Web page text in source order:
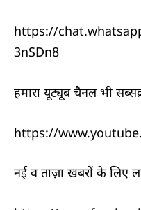
https://
3nSDn8
हमारा यूट्यूब चैनल भी
https://
नई व ताज़ा खबरों के लिए